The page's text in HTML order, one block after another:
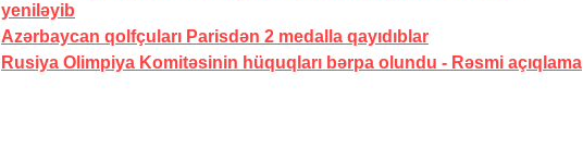
yeniləyib
Azərbaycan qolfçuları Parisdən 2 medalla qayıdıblar
Rusiya Olimpiya Komitəsinin hüquqları bərpa olundu - Rəsmi açıqlama